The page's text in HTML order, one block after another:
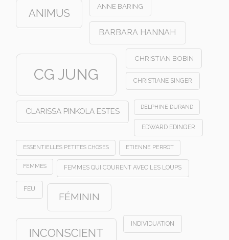
ANIMUS
ANNE BARING
BARBARA HANNAH
CG JUNG
CHRISTIAN BOBIN
CHRISTIANE SINGER
CLARISSA PINKOLA ESTES DELPHINE DURAND
EDWARD EDINGER
ESSENTIELLES PETITES CHOSES ETIENNE PERROT
FEMMES FEMMES QUI COURENT AVEC LES LOUPS
FEU
FÉMININ
INCONSCIENT
INDIVIDUATION